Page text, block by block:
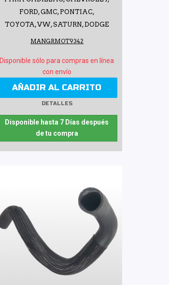
FORD, GMC, PONTIAC,
TOYOTA, VW, SATURN, DODGE
MANGRMOT9342
Disponible sólo para compras en línea
con envío
AÑADIR AL CARRITO
DETALLES
Disponible hasta 7 Días después
de tu compra